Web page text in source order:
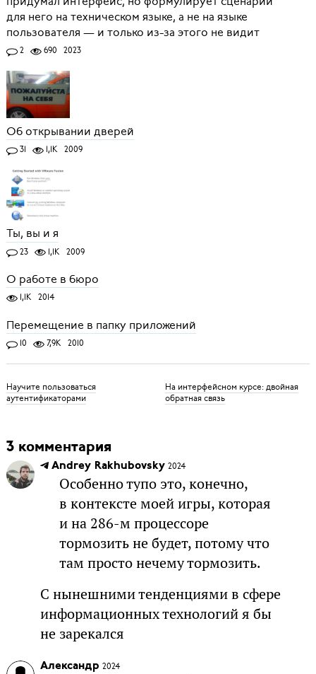
для него на техническом языке, а не на языке
пользователя — и только из-за этого не видит
2 690 2023
Об открывании дверей
31 1,1K 2009
Ты, вы и я
23 1,1K 2009
О работе в бюро
1,1K 2014
Перемещение в папку приложений
10 7,9K 2010
Научите пользоваться
аутентификаторами
На интерфейсном курсе: двойная
обратная связь
3 комментария
Andrey Rakhubovsky 2024
Особенно тупо это, конечно,
в контексте моей игры, которая
и на 286-м процессоре
тормозить не будет, потому что
там просто нечему тормозить.
С нынешними тенденциями в сфере
информационных технологий я бы
не зарекался
Александр 2024